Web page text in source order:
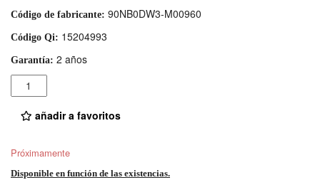
Código de fabricante: 90NB0DW3-M00960
Código Qi: 15204993
Garantía: 2 años
Cantidad
añadir a favoritos
Próximamente
Disponible en función de las existencias.